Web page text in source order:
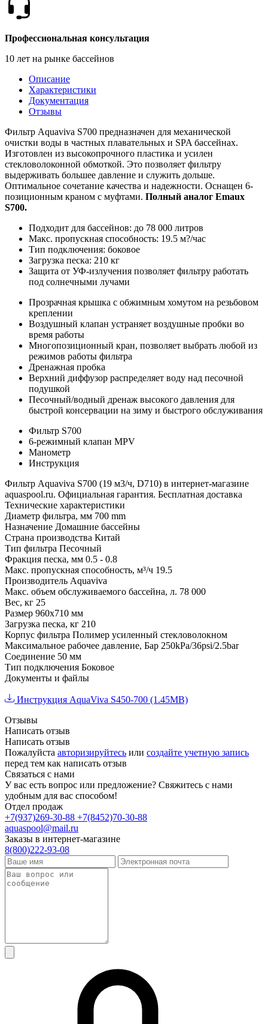
Профессиональная консультация
10 лет на рынке бассейнов
Описание
Характеристики
Документация
Отзывы
Фильтр Aquaviva S700 предназначен для механической
очистки воды в частных плавательных и SPA бассейнах.
Изготовлен из высокопрочного пластика и усилен
стекловолоконной обмоткой. Это позволяет фильтру
выдерживать большее давление и служить дольше.
Оптимальное сочетание качества и надежности. Оснащен 6-
позиционным краном с муфтами. Полный аналог Emaux
S700.
Подходит для бассейнов: до 78 000 литров
Макс. пропускная способность: 19.5 м?/час
Тип подключения: боковое
Загрузка песка: 210 кг
Защита от УФ-излучения позволяет фильтру работать
под солнечными лучами
Прозрачная крышка с обжимным хомутом на резьбовом
креплении
Воздушный клапан устраняет воздушные пробки во
время работы
Многопозиционный кран, позволяет выбрать любой из
режимов работы фильтра
Дренажная пробка
Верхний диффузор распределяет воду над песочной
подушкой
Песочный/водный дренаж высокого давления для
быстрой консервации на зиму и быстрого обслуживания
Фильтр S700
6-режимный клапан MPV
Манометр
Инструкция
Фильтр Aquaviva S700 (19 м3/ч, D710) в интернет-магазине
aquaspool.ru. Официальная гарантия. Бесплатная доставка
Технические характеристики
Диаметр фильтра, мм 700 mm
Назначение Домашние бассейны
Страна производства Китай
Тип фильтра Песочный
Фракция песка, мм 0.5 - 0.8
Макс. пропускная способность, м³/ч 19.5
Производитель Aquaviva
Макс. объем обслуживаемого бассейна, л. 78 000
Вес, кг 25
Размер 960х710 мм
Загрузка песка, кг 210
Корпус фильтра Полимер усиленный стекловолокном
Максимальное рабочее давление, Бар 250kPa/36psi/2.5bar
Соединение 50 мм
Тип подключения Боковое
Документы и файлы
Инструкция AquaViva S450-700 (1.45MB)
Отзывы
Написать отзыв
Написать отзыв
Пожалуйста авторизируйтесь или создайте учетную запись
перед тем как написать отзыв
Связаться с нами
У вас есть вопрос или предложение? Свяжитесь с нами
удобным для вас способом!
Отдел продаж
+7(937)269-30-88 +7(8452)70-30-88
aquaspool@mail.ru
Заказы в интернет-магазине
8(800)222-93-08